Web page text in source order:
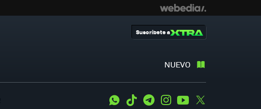
NUEVO
Suscríbete a
WhatsApp
Tiktok TelegramInstagramYoutube